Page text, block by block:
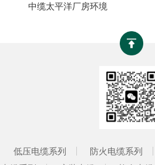
中缆太平洋厂房环境
低压电缆系列 防火电缆系列